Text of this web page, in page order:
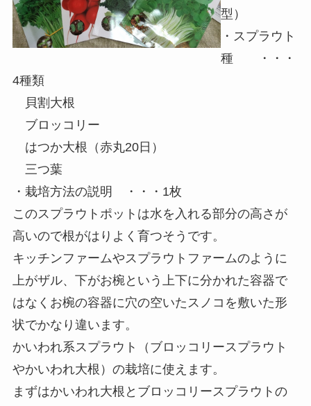
型）
・スプラウト
種 ・・・
4種類
貝割大根
ブロッコリー
はつか大根（赤丸20日）
三つ葉
・栽培方法の説明 ・・・1枚
このスプラウトポットは水を入れる部分の高さが
高いので根がはりよく育つそうです。
キッチンファームやスプラウトファームのように
上がザル、下がお椀という上下に分かれた容器で
はなくお椀の容器に穴の空いたスノコを敷いた形
状でかなり違います。
かいわれ系スプラウト（ブロッコリースプラウト
やかいわれ大根）の栽培に使えます。
まずはかいわれ大根とブロッコリースプラウトの